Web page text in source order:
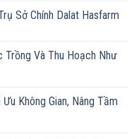
Sở Chính Dalat Hasfarm
Và Thu Hoạch Như
Không Gian, Nâng Tầm